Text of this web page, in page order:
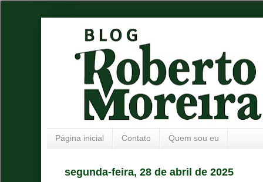
Página inicial Contato Quem sou eu
segunda-feira, 28 de abril de 2025